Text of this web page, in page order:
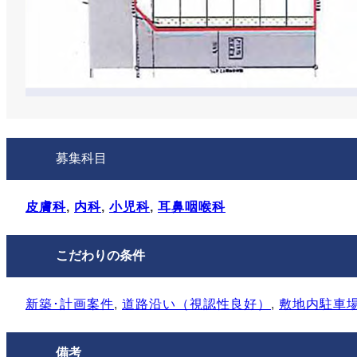
募集科目
皮膚科, 内科, 小児科, 耳鼻咽喉科
こだわりの条件
新築･計画案件, 道路沿い（視認性良好） , 敷地内駐⾞
備考